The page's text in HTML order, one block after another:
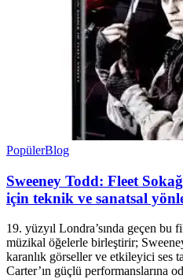
PopülerBlog
Sweeney Todd: Fleet
için teknik ve sanatsal
19. yüzyıl Londra’sında geçen bu
müzikal öğelerle birleştirir;
karanlık görseller ve etkileyici ses
Carter’ın güçlü performanslarına